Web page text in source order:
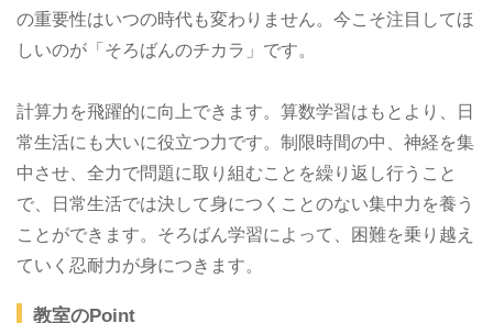
の重要性はいつの時代も変わりません。今こそ注目してほ
しいのが「そろばんのチカラ」です。
計算力を飛躍的に向上できます。算数学習はもとより、日
常生活にも大いに役立つ力です。制限時間の中、神経を集
中させ、全力で問題に取り組むことを繰り返し行うこと
で、日常生活では決して身につくことのない集中力を養う
ことができます。そろばん学習によって、困難を乗り越え
ていく忍耐力が身につきます。
教室のPoint